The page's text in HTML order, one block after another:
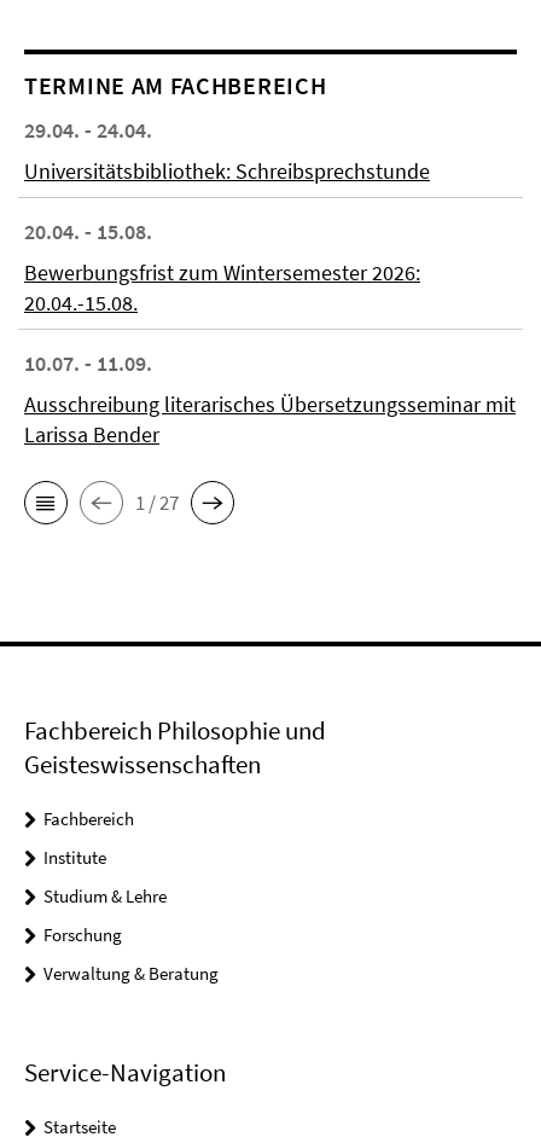
TERMINE AM FACHBEREICH
29.04. - 24.04.
Universitätsbibliothek: Schreibsprechstunde
20.04. - 15.08.
Bewerbungsfrist zum Wintersemester 2026:
20.04.-15.08.
10.07. - 11.09.
Ausschreibung literarisches Übersetzungsseminar mit
Larissa Bender
1 / 27
Fachbereich Philosophie und
Geisteswissenschaften
Fachbereich
Institute
Studium & Lehre
Forschung
Verwaltung & Beratung
Service-Navigation
Startseite